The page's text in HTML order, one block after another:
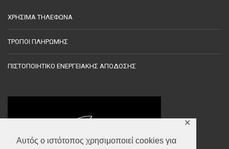
Αυτός ο ιστότοπος χρησιμοποιεί cookies για
✕
ΧΡΗΣΙΜΑ ΤΗΛΕΦΩΝΑ
ΤΡΟΠΟΙ ΠΛΗΡΩΜΗΣ
ΠΙΣΤΟΠΟΙΗΤΙΚΟ ΕΝΕΡΓΕΙΑΚΗΣ ΑΠΟΔΟΣΗΣ